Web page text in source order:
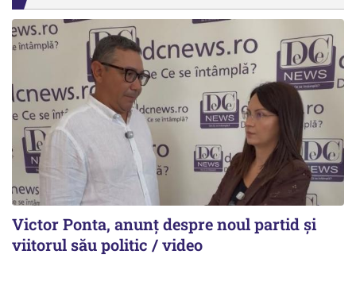
Victor Ponta, anunț despre noul partid și
viitorul său politic / video